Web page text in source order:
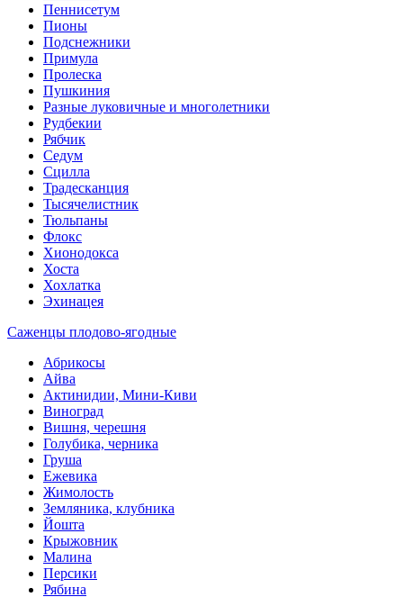
Пеннисетум
Пионы
Подснежники
Примула
Пролеска
Пушкиния
Разные луковичные и многолетники
Рудбекии
Рябчик
Седум
Сцилла
Традесканция
Тысячелистник
Тюльпаны
Флокс
Хионодокса
Хоста
Хохлатка
Эхинацея
Саженцы плодово-ягодные
Абрикосы
Айва
Актинидии, Мини-Киви
Виноград
Вишня, черешня
Голубика, черника
Груша
Ежевика
Жимолость
Земляника, клубника
Йошта
Крыжовник
Малина
Персики
Рябина